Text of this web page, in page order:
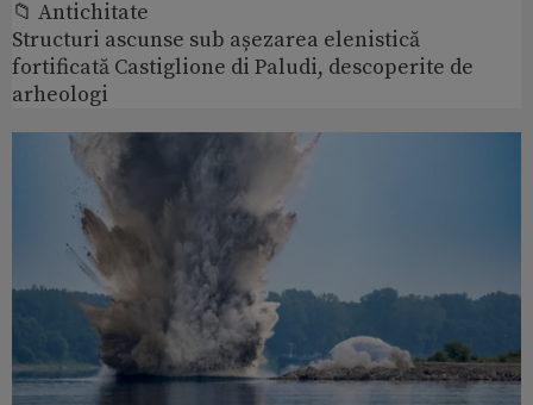
📁 Antichitate
Structuri ascunse sub așezarea elenistică
fortificată Castiglione di Paludi, descoperite de
arheologi